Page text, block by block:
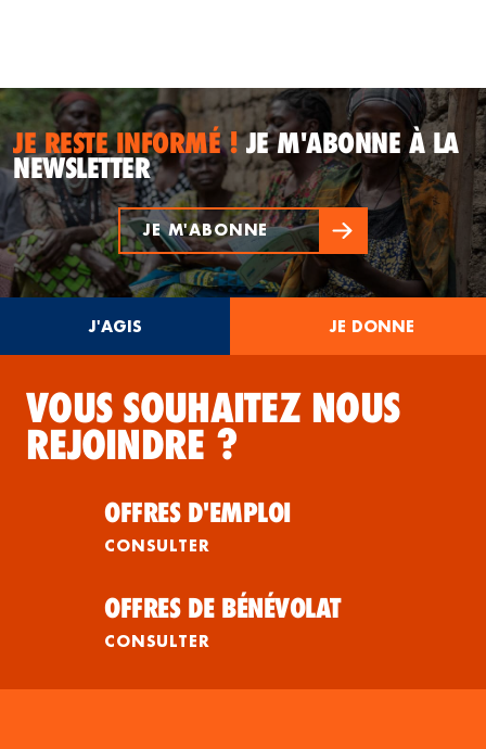
JE RESTE INFORMÉ !JE M'ABONNE À LA
NEWSLETTER
JE M'ABONNE
J'AGIS JE DONNE
VOUS SOUHAITEZ NOUS
REJOINDRE ?
OFFRES D'EMPLOI
CONSULTER
OFFRES DE BÉNÉVOLAT
CONSULTER